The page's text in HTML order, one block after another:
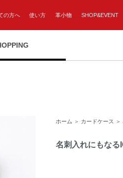
の方へ 使い方 革小物 SHOP&EVENT
ホーム ＞ カードケース ＞
名刺入れにもなる